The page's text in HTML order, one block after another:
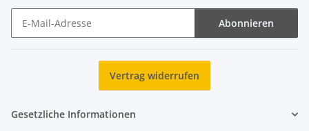
Abonnieren
Vertrag widerrufen
Gesetzliche Informationen